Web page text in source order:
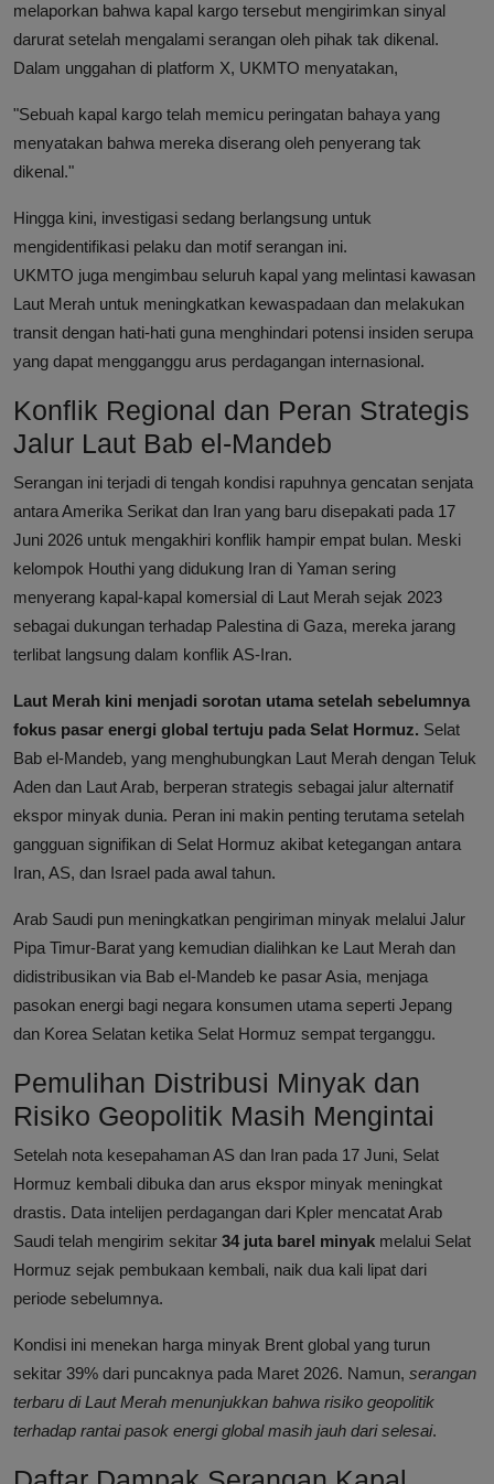
melaporkan bahwa kapal kargo tersebut mengirimkan sinyal
darurat setelah mengalami serangan oleh pihak tak dikenal.
Dalam unggahan di platform X, UKMTO menyatakan,
"Sebuah kapal kargo telah memicu peringatan bahaya yang
menyatakan bahwa mereka diserang oleh penyerang tak
dikenal."
Hingga kini, investigasi sedang berlangsung untuk
mengidentifikasi pelaku dan motif serangan ini.
UKMTO juga mengimbau seluruh kapal yang melintasi kawasan
Laut Merah untuk meningkatkan kewaspadaan dan melakukan
transit dengan hati-hati guna menghindari potensi insiden serupa
yang dapat mengganggu arus perdagangan internasional.
Konflik Regional dan Peran Strategis
Jalur Laut Bab el-Mandeb
Serangan ini terjadi di tengah kondisi rapuhnya gencatan senjata
antara Amerika Serikat dan Iran yang baru disepakati pada 17
Juni 2026 untuk mengakhiri konflik hampir empat bulan. Meski
kelompok Houthi yang didukung Iran di Yaman sering
menyerang kapal-kapal komersial di Laut Merah sejak 2023
sebagai dukungan terhadap Palestina di Gaza, mereka jarang
terlibat langsung dalam konflik AS-Iran.
Laut Merah kini menjadi sorotan utama setelah sebelumnya
fokus pasar energi global tertuju pada Selat Hormuz. Selat
Bab el-Mandeb, yang menghubungkan Laut Merah dengan Teluk
Aden dan Laut Arab, berperan strategis sebagai jalur alternatif
ekspor minyak dunia. Peran ini makin penting terutama setelah
gangguan signifikan di Selat Hormuz akibat ketegangan antara
Iran, AS, dan Israel pada awal tahun.
Arab Saudi pun meningkatkan pengiriman minyak melalui Jalur
Pipa Timur-Barat yang kemudian dialihkan ke Laut Merah dan
didistribusikan via Bab el-Mandeb ke pasar Asia, menjaga
pasokan energi bagi negara konsumen utama seperti Jepang
dan Korea Selatan ketika Selat Hormuz sempat terganggu.
Pemulihan Distribusi Minyak dan
Risiko Geopolitik Masih Mengintai
Setelah nota kesepahaman AS dan Iran pada 17 Juni, Selat
Hormuz kembali dibuka dan arus ekspor minyak meningkat
drastis. Data intelijen perdagangan dari Kpler mencatat Arab
Saudi telah mengirim sekitar 34 juta barel minyak melalui Selat
Hormuz sejak pembukaan kembali, naik dua kali lipat dari
periode sebelumnya.
Kondisi ini menekan harga minyak Brent global yang turun
sekitar 39% dari puncaknya pada Maret 2026. Namun, serangan
terbaru di Laut Merah menunjukkan bahwa risiko geopolitik
terhadap rantai pasok energi global masih jauh dari selesai.